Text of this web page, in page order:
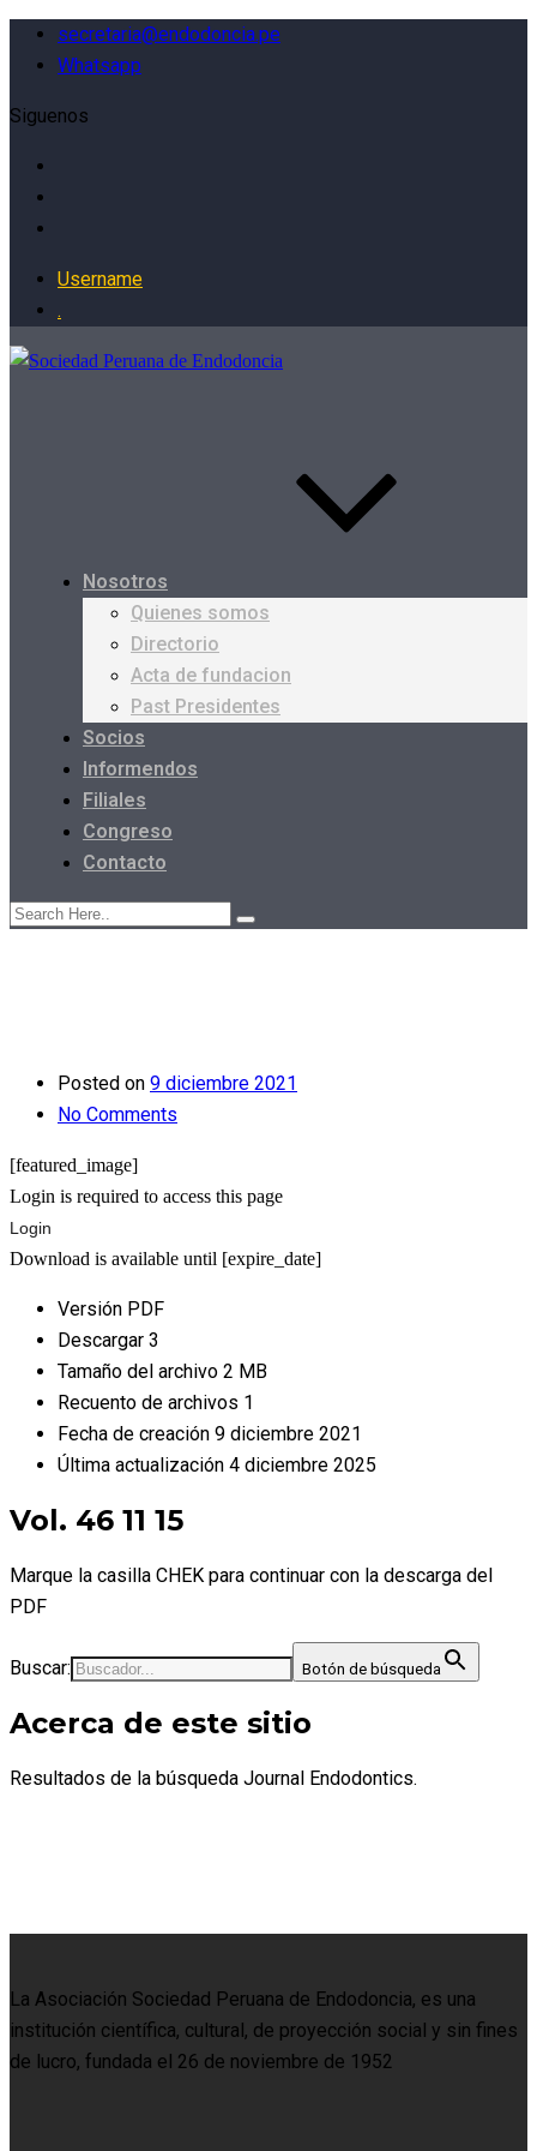
secretaria@endodoncia.pe
Whatsapp
Siguenos
Username
.
Nosotros
Quienes somos
Directorio
Acta de fundacion
Past Presidentes
Socios
Informendos
Filiales
Congreso
Contacto
Posted on 9 diciembre 2021
No Comments
[featured_image]
Login is required to access this page
Login
Download is available until [expire_date]
Versión PDF
Descargar 3
Tamaño del archivo 2 MB
Recuento de archivos 1
Fecha de creación 9 diciembre 2021
Última actualización 4 diciembre 2025
Vol. 46 11 15
Marque la casilla CHEK para continuar con la descarga del
PDF
Buscar: Botón de búsqueda
Acerca de este sitio
Resultados de la búsqueda Journal Endodontics.
La Asociación Sociedad Peruana de Endodoncia, es una
institución científica, cultural, de proyección social y sin fines
de lucro, fundada el 26 de noviembre de 1952